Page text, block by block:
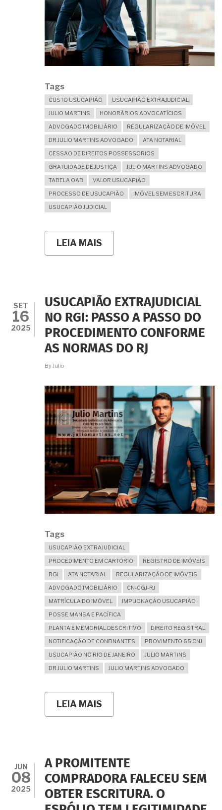
Tags
CUSTO USUCAPIÃO
USUCAPIÃO EXTRAJUDICIAL
JULIO MARTINS
HONORÁRIOS ADVOCATÍCIOS
ADVOGADO IMOBILIÁRIO
REGULARIZAÇÃO DE IMÓVEL
DR JULIO MARTINS ADVOGADO
ATA NOTARIAL
CESSAO DE DIREITOS POSSESSORIOS
GRATUIDADE DE JUSTIÇA
JULIO MARTINS ADVOGADO
TABELA OAB
VALOR USUCAPIÃO
PROCESSO DE USUCAPIÃO
IMÓVEL SEM ESCRITURA
USUCAPIÃO JUDICIAL
LEIA MAIS
QUANTO
USUCAPIÃO?
CUSTAS,
CERTIDÕES,
HONORÁRIOS,
IMPOSTOS
ETC.
SET
16
2025
USUCAPIÃO EXTRAJUDICIAL
NO RGI: PASSO A PASSO DO
PROCEDIMENTO CONFORME
AS NORMAS DO RJ
ByJulio
Tags
USUCAPIÃO EXTRAJUDICIAL
PROCEDIMENTO EM CARTÓRIO
REGISTRO DE IMÓVEIS
RGI
ATA NOTARIAL
REGULARIZAÇÃO DE IMÓVEIS
ADVOGADO IMOBILIÁRIO
CN-CGJ-RJ
MATRÍCULA DO IMÓVEL
IMPUGNAÇÃO USUCAPIÃO
POSSE MANSA E PACÍFICA
PLANTA E MEMORIAL DESCRITIVO
DIREITO REGISTRAL
NOTIFICAÇÃO DE CONFINANTES
PROVIMENTO 65 CNJ
USUCAPIÃO NO RIO DE JANEIRO
JULIO MARTINS
DR JULIO MARTINS
JULIO MARTINS ADVOGADO
LEIA MAIS
USUCAPIÃO
A
PASSO
DO
PROCEDIMENTO
CONFORME
AS
JUN
08
2025
A PROMITENTE
COMPRADORA FALECEU SEM
OBTER ESCRITURA. O